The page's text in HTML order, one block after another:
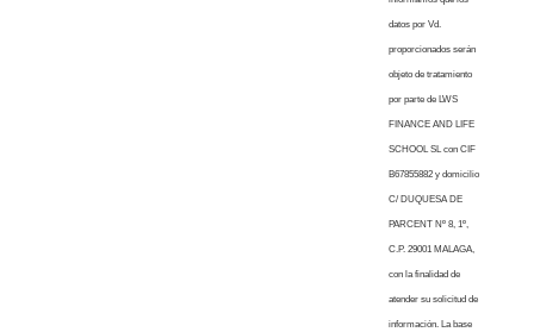
datos por Vd.
proporcionados serán
objeto de tratamiento
por parte de LWS
FINANCE AND LIFE
SCHOOL SL con CIF
B67855882 y domicilio
C/ DUQUESA DE
PARCENT Nº 8, 1º,
C.P. 29001 MALAGA,
con la finalidad de
atender su solicitud de
información. La base